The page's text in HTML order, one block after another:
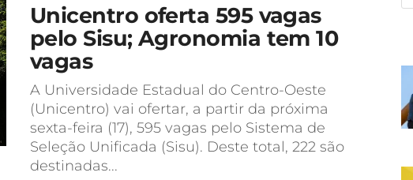
Unicentro oferta 595 vagas
pelo Sisu; Agronomia tem 10
vagas
A Universidade Estadual do Centro-Oeste
(Unicentro) vai ofertar, a partir da próxima
sexta-feira (17), 595 vagas pelo Sistema de
Seleção Unificada (Sisu). Deste total, 222 são
destinadas...